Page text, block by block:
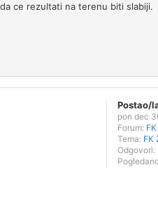
ce rezultati na terenu biti slabiji.
Postao/
pon dec
Forum:
Tema: FK
Odgovori: